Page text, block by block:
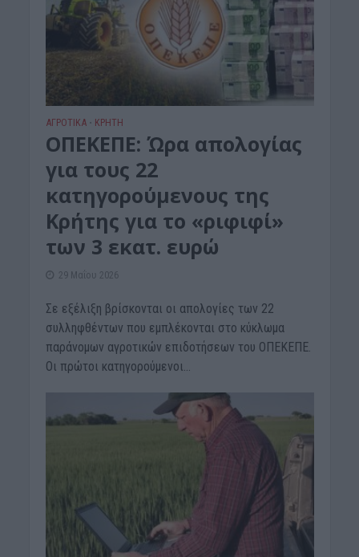
ΑΓΡΟΤΙΚΑ • ΚΡΗΤΗ
ΟΠΕΚΕΠΕ: Ώρα απολογίας
για τους 22
κατηγορούμενους της
Κρήτης για το «ριφιφί»
των 3 εκατ. ευρώ
29 Μαΐου 2026
Σε εξέλιξη βρίσκονται οι απολογίες των 22
συλληφθέντων που εμπλέκονται στο κύκλωμα
παράνομων αγροτικών επιδοτήσεων του ΟΠΕΚΕΠΕ.
Οι πρώτοι κατηγορούμενοι...